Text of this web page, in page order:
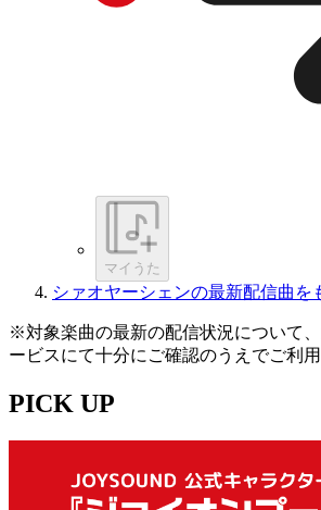
マイうた
シァオヤーシェンの最新配信曲を
※対象楽曲の最新の配信状況について
ービスにて十分にご確認のうえでご利用
PICK UP